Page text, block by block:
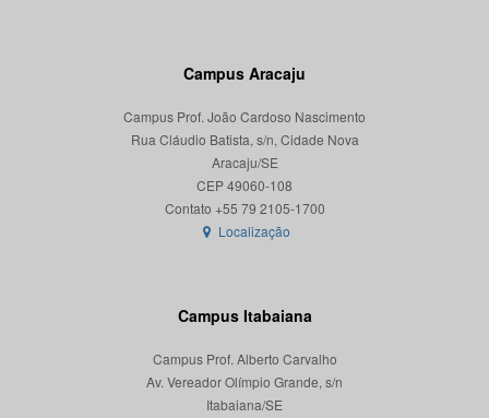
Campus Aracaju
Campus Prof. João Cardoso Nascimento
Rua Cláudio Batista, s/n, Cidade Nova
Aracaju/SE
CEP 49060-108
Localização
Campus Itabaiana
Campus Prof. Alberto Carvalho
Av. Vereador Olímpio Grande, s/n
Itabaiana/SE